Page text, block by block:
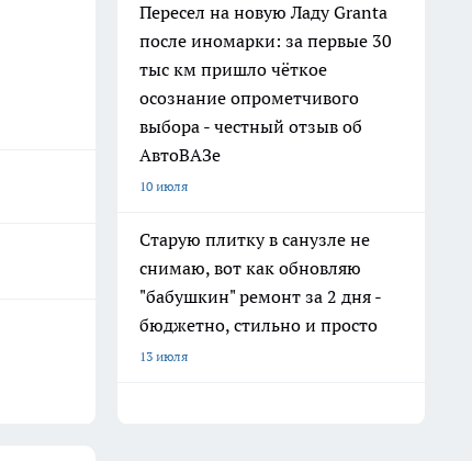
Пересел на новую Ладу Granta
после иномарки: за первые 30
тыс км пришло чёткое
осознание опрометчивого
выбора - честный отзыв об
АвтоВАЗе
10 июля
Старую плитку в санузле не
снимаю, вот как обновляю
"бабушкин" ремонт за 2 дня -
бюджетно, стильно и просто
13 июля